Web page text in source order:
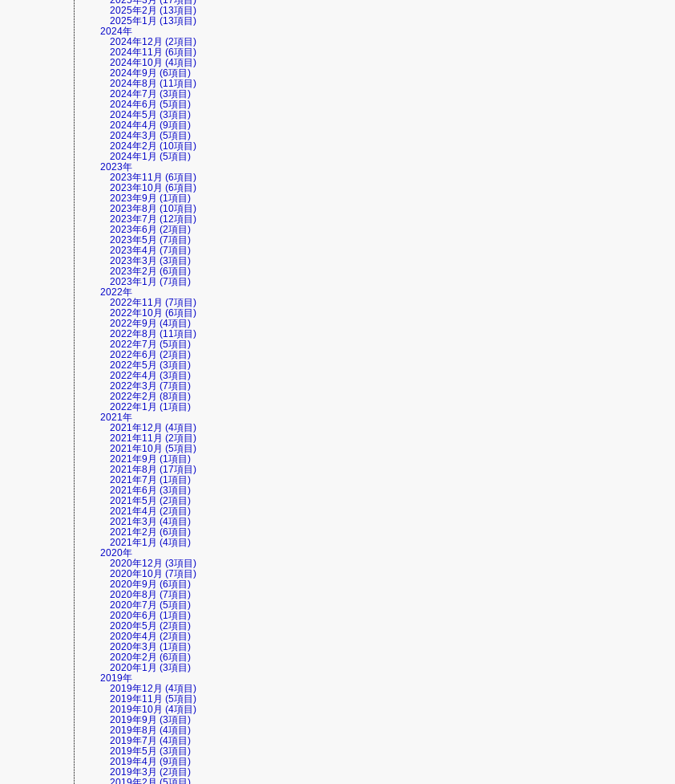
2025年2月 (13項目)
2025年1月 (13項目)
2024年
2024年12月 (2項目)
2024年11月 (6項目)
2024年10月 (4項目)
2024年9月 (6項目)
2024年8月 (11項目)
2024年7月 (3項目)
2024年6月 (5項目)
2024年5月 (3項目)
2024年4月 (9項目)
2024年3月 (5項目)
2024年2月 (10項目)
2024年1月 (5項目)
2023年
2023年11月 (6項目)
2023年10月 (6項目)
2023年9月 (1項目)
2023年8月 (10項目)
2023年7月 (12項目)
2023年6月 (2項目)
2023年5月 (7項目)
2023年4月 (7項目)
2023年3月 (3項目)
2023年2月 (6項目)
2023年1月 (7項目)
2022年
2022年11月 (7項目)
2022年10月 (6項目)
2022年9月 (4項目)
2022年8月 (11項目)
2022年7月 (5項目)
2022年6月 (2項目)
2022年5月 (3項目)
2022年4月 (3項目)
2022年3月 (7項目)
2022年2月 (8項目)
2022年1月 (1項目)
2021年
2021年12月 (4項目)
2021年11月 (2項目)
2021年10月 (5項目)
2021年9月 (1項目)
2021年8月 (17項目)
2021年7月 (1項目)
2021年6月 (3項目)
2021年5月 (2項目)
2021年4月 (2項目)
2021年3月 (4項目)
2021年2月 (6項目)
2021年1月 (4項目)
2020年
2020年12月 (3項目)
2020年10月 (7項目)
2020年9月 (6項目)
2020年8月 (7項目)
2020年7月 (5項目)
2020年6月 (1項目)
2020年5月 (2項目)
2020年4月 (2項目)
2020年3月 (1項目)
2020年2月 (6項目)
2020年1月 (3項目)
2019年
2019年12月 (4項目)
2019年11月 (5項目)
2019年10月 (4項目)
2019年9月 (3項目)
2019年8月 (4項目)
2019年7月 (4項目)
2019年5月 (3項目)
2019年4月 (9項目)
2019年3月 (2項目)